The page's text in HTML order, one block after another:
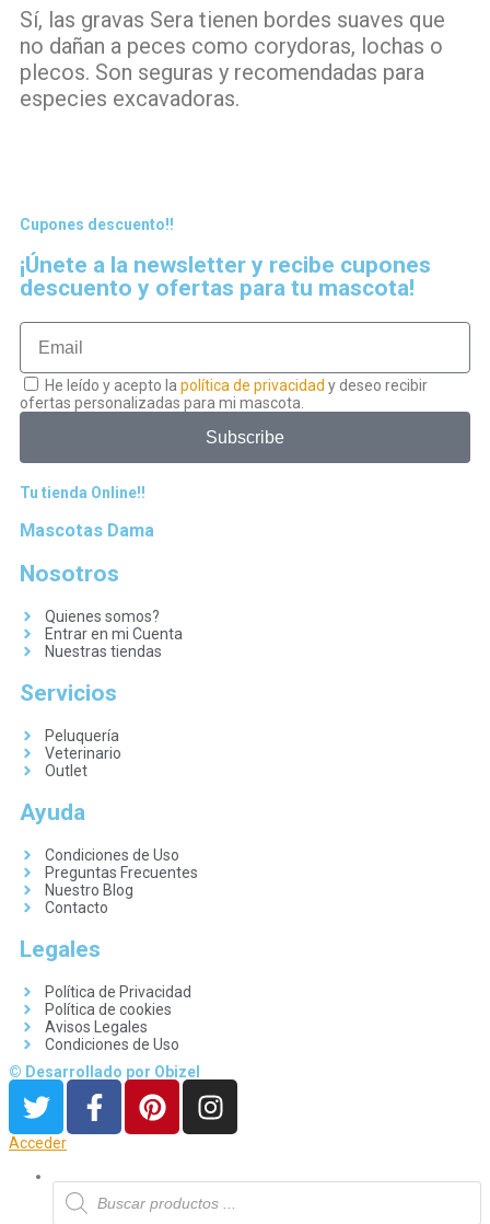
Sí, las gravas Sera tienen bordes suaves que
no dañan a peces como corydoras, lochas o
plecos. Son seguras y recomendadas para
especies excavadoras.
Cupones descuento!!
¡Únete a la newsletter y recibe cupones
descuento y ofertas para tu mascota!
He leído y acepto la política de privacidad y deseo recibir
ofertas personalizadas para mi mascota.
Subscribe
Tu tienda Online!!
Mascotas Dama
Nosotros
Quienes somos?
Entrar en mi Cuenta
Nuestras tiendas
Servicios
Peluquería
Veterinario
Outlet
Ayuda
Condiciones de Uso
Preguntas Frecuentes
Nuestro Blog
Contacto
Legales
Política de Privacidad
Política de cookies
Avisos Legales
Condiciones de Uso
© Desarrollado por Obizel
Acceder